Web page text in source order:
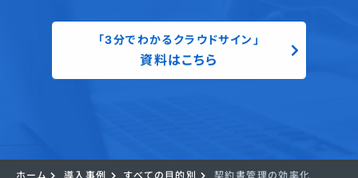
「3分でわかるクラウドサイン」
資料はこちら
ホーム 導入事例 すべての目的別 契約書管理の効率化